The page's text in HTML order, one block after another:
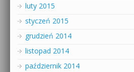
luty 2015
styczeń 2015
grudzień 2014
listopad 2014
październik 2014